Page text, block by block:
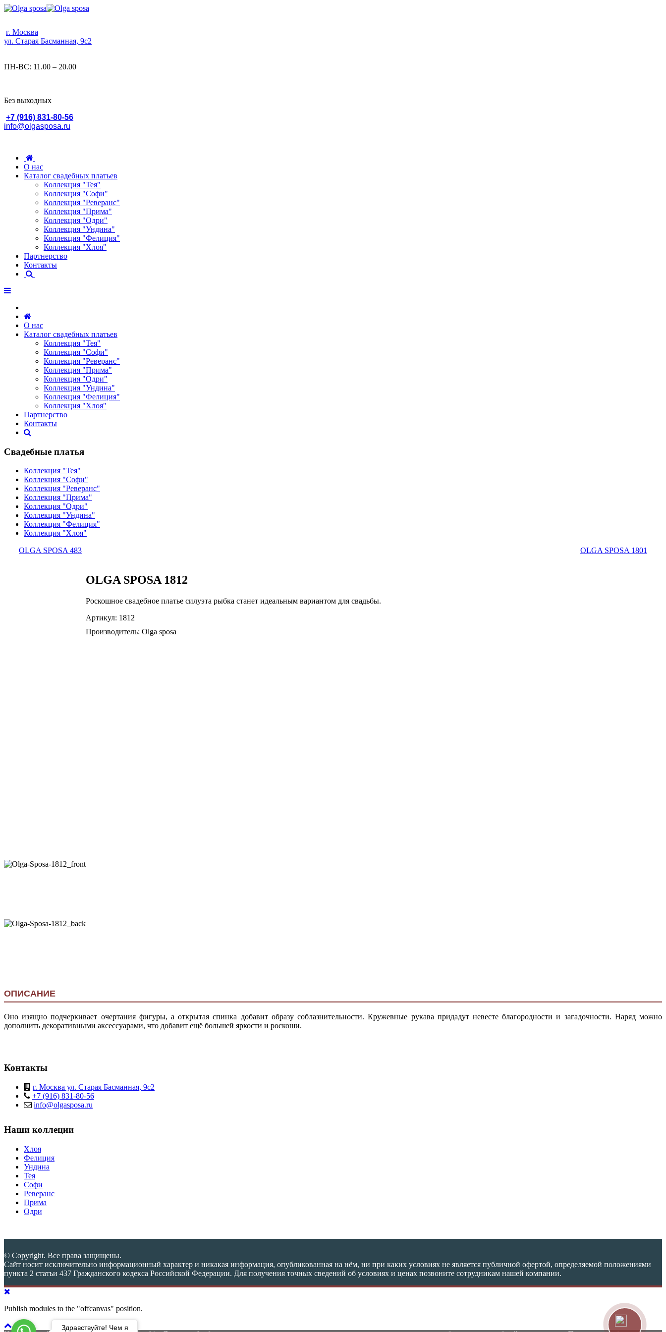
г. Москва
ул. Старая Басманная, 9с2
ПН-ВС: 11.00 – 20.00
Без выходных
+7 (916) 831-80-56
info@olgasposa.ru
О нас
Каталог свадебных платьев
Коллекция "Тея"
Коллекция "Софи"
Коллекция "Реверанс"
Коллекция "Прима"
Коллекция "Одри"
Коллекция "Ундина"
Коллекция "Фелиция"
Коллекция "Хлоя"
Партнерство
Контакты
О нас
Каталог свадебных платьев
Коллекция "Тея"
Коллекция "Софи"
Коллекция "Реверанс"
Коллекция "Прима"
Коллекция "Одри"
Коллекция "Ундина"
Коллекция "Фелиция"
Коллекция "Хлоя"
Партнерство
Контакты
Свадебные платья
Коллекция "Тея"
Коллекция "Софи"
Коллекция "Реверанс"
Коллекция "Прима"
Коллекция "Одри"
Коллекция "Ундина"
Коллекция "Фелиция"
Коллекция "Хлоя"
OLGA SPOSA 483 OLGA SPOSA 1801
OLGA SPOSA 1812
Роскошное свадебное платье силуэта рыбка станет идеальным вариантом для свадьбы.
Артикул: 1812
Производитель: Olga sposa
ОПИСАНИЕ
Оно изящно подчеркивает очертания фигуры, а открытая спинка добавит образу соблазнительности. Кружевные рукава придадут невесте благородности и загадочности. Наряд можно
дополнить декоративными аксессуарами, что добавит ещё большей яркости и роскоши.
Контакты
г. Москва ул. Старая Басманная, 9с2
+7 (916) 831-80-56
info@olgasposa.ru
Наши коллеции
Хлоя
Фелиция
Ундина
Тея
Софи
Реверанс
Прима
Одри
© Copyright. Все права защищены.
Сайт носит исключительно информационный характер и никакая информация, опубликованная на нём, ни при каких условиях не является публичной офертой, определяемой положениями
пункта 2 статьи 437 Гражданского кодекса Российской Федерации. Для получения точных сведений об условиях и ценах позвоните сотрудникам нашей компании.
Publish modules to the "offcanvas" position.
Здравствуйте! Чем я